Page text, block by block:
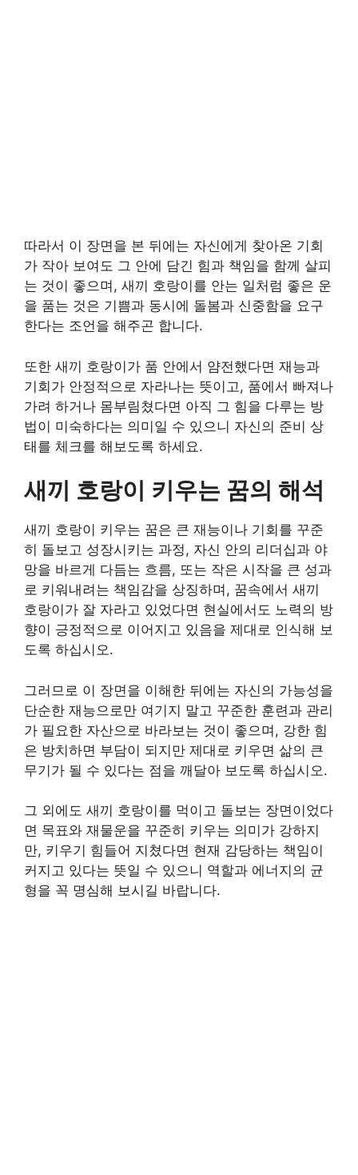
따라서 이 장면을 본 뒤에는 자신에게 찾아온 기회
가 작아 보여도 그 안에 담긴 힘과 책임을 함께 살피
는 것이 좋으며, 새끼 호랑이를 안는 일처럼 좋은 운
을 품는 것은 기쁨과 동시에 돌봄과 신중함을 요구
한다는 조언을 해주곤 합니다.
또한 새끼 호랑이가 품 안에서 얌전했다면 재능과
기회가 안정적으로 자라나는 뜻이고, 품에서 빠져나
가려 하거나 몸부림쳤다면 아직 그 힘을 다루는 방
법이 미숙하다는 의미일 수 있으니 자신의 준비 상
태를 체크를 해보도록 하세요.
새끼 호랑이 키우는 꿈의 해석
새끼 호랑이 키우는 꿈은 큰 재능이나 기회를 꾸준
히 돌보고 성장시키는 과정, 자신 안의 리더십과 야
망을 바르게 다듬는 흐름, 또는 작은 시작을 큰 성과
로 키워내려는 책임감을 상징하며, 꿈속에서 새끼
호랑이가 잘 자라고 있었다면 현실에서도 노력의 방
향이 긍정적으로 이어지고 있음을 제대로 인식해 보
도록 하십시오.
그러므로 이 장면을 이해한 뒤에는 자신의 가능성을
단순한 재능으로만 여기지 말고 꾸준한 훈련과 관리
가 필요한 자산으로 바라보는 것이 좋으며, 강한 힘
은 방치하면 부담이 되지만 제대로 키우면 삶의 큰
무기가 될 수 있다는 점을 깨달아 보도록 하십시오.
그 외에도 새끼 호랑이를 먹이고 돌보는 장면이었다
면 목표와 재물운을 꾸준히 키우는 의미가 강하지
만, 키우기 힘들어 지쳤다면 현재 감당하는 책임이
커지고 있다는 뜻일 수 있으니 역할과 에너지의 균
형을 꼭 명심해 보시길 바랍니다.